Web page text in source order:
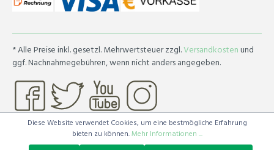
* Alle Preise inkl. gesetzl. Mehrwertsteuer zzgl.Versandkostenund
ggf. Nachnahmegebühren, wenn nicht anders angegeben.
Diese Website verwendet Cookies, um eine bestmögliche Erfahrung
bieten zu können.Mehr Informationen ...